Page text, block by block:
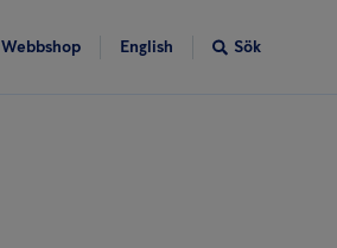
Webbshop English Sök